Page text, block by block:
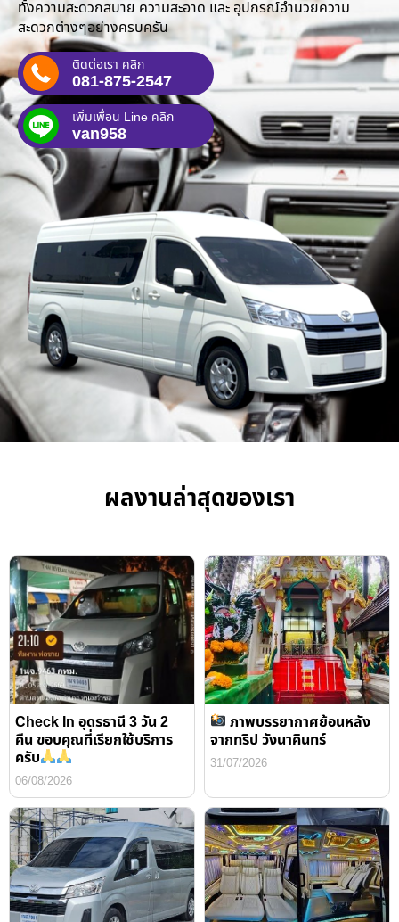
ทั้งความสะดวกสบาย ความสะอาด และ อุปกรณ์อำนวยความ
สะดวกต่างๆอย่างครบครัน
ติดต่อเรา คลิก
081-875-2547
เพิ่มเพื่อน Line คลิก
van958
ผลงานล่าสุดของเรา
Check In อุดรธานี 3 วัน 2
คืน ขอบคุณที่เรียกใช้บริการ
ครับ
06/08/2026
ภาพบรรยากาศย้อนหลัง
จากทริป วังนาคินทร์
31/07/2026